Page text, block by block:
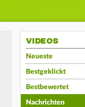
VIDEOS
Neueste
Bestgeklickt
Bestbewertet
Nachrichten